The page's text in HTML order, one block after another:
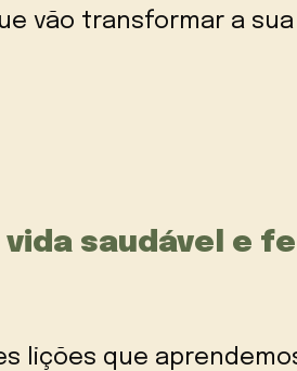
vão transformar a
saudável e
lições que